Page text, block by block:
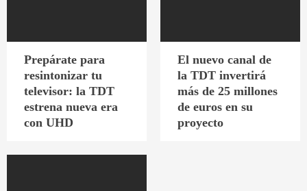
Prepárate para
resintonizar tu
televisor: la TDT
estrena nueva era
con UHD
El nuevo canal de
la TDT invertirá
más de 25 millones
de euros en su
proyecto